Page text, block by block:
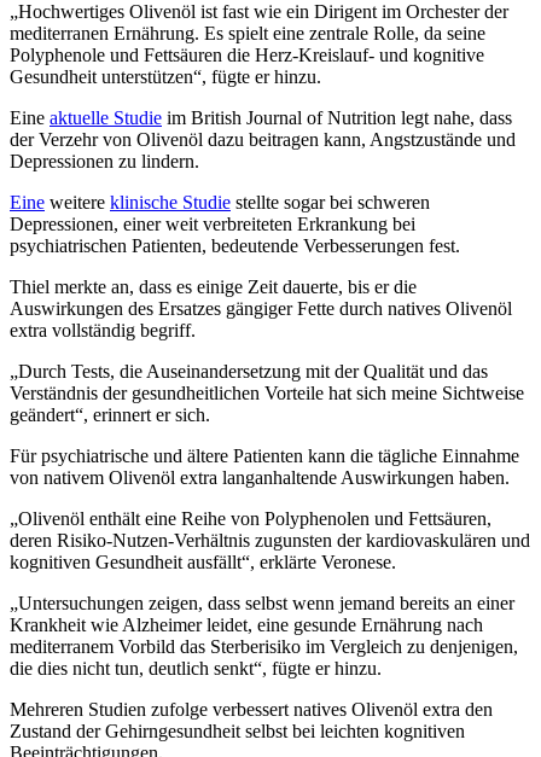
„Hochwertiges Olivenöl ist fast wie ein Dirigent im Orchester der
mediterranen Ernährung. Es spielt eine zentrale Rolle, da seine
Polyphenole und Fettsäuren die Herz-Kreislauf- und kognitive
Gesundheit unterstützen“, fügte er hinzu.
Eine aktuelle Studie im British Journal of Nutrition legt nahe, dass
der Verzehr von Olivenöl dazu beitragen kann, Angstzustände und
Depressionen zu lindern.
Eine weitere klinische Studie stellte sogar bei schweren
Depressionen, einer weit verbreiteten Erkrankung bei
psychiatrischen Patienten, bedeutende Verbesserungen fest.
Thiel merkte an, dass es einige Zeit dauerte, bis er die
Auswirkungen des Ersatzes gängiger Fette durch natives Olivenöl
extra vollständig begriff.
„Durch Tests, die Auseinandersetzung mit der Qualität und das
Verständnis der gesundheitlichen Vorteile hat sich meine Sichtweise
geändert“, erinnert er sich.
Für psychiatrische und ältere Patienten kann die tägliche Einnahme
von nativem Olivenöl extra langanhaltende Auswirkungen haben.
„Olivenöl enthält eine Reihe von Polyphenolen und Fettsäuren,
deren Risiko-Nutzen-Verhältnis zugunsten der kardiovaskulären und
kognitiven Gesundheit ausfällt“, erklärte Veronese.
„Untersuchungen zeigen, dass selbst wenn jemand bereits an einer
Krankheit wie Alzheimer leidet, eine gesunde Ernährung nach
mediterranem Vorbild das Sterberisiko im Vergleich zu denjenigen,
die dies nicht tun, deutlich senkt“, fügte er hinzu.
Mehreren Studien zufolge verbessert natives Olivenöl extra den
Zustand der Gehirngesundheit selbst bei leichten kognitiven